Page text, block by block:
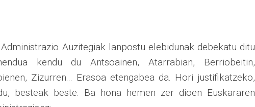
Auzitegiak lanpostu elebidunak debekatu ditu
kendu du Antsoainen, Atarrabian, Berriobeitin,
Zizurren... Erasoa etengabea da. Hori justifikatzeko,
besteak beste. Ba hona hemen zer dioen Euskararen